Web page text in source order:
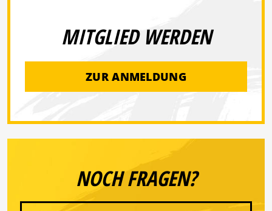
MITGLIED WERDEN
ZUR ANMELDUNG
NOCH FRAGEN?